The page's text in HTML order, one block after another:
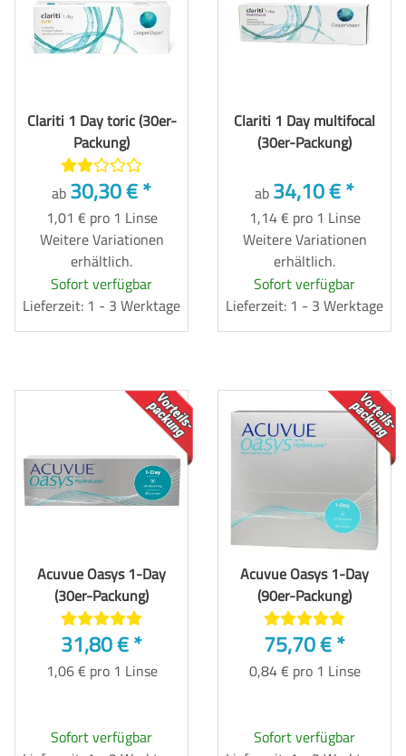
Clariti 1 Day toric (30er-
Packung)
ab 30,30 €*
1,01 € pro 1 Linse
Weitere Variationen
erhältlich.
Sofort verfügbar
Lieferzeit: 1 - 3 Werktage
Clariti 1 Day multifocal
(30er-Packung)
ab 34,10 €*
1,14 € pro 1 Linse
Weitere Variationen
erhältlich.
Sofort verfügbar
Lieferzeit: 1 - 3 Werktage
TOP
Acuvue Oasys 1-Day
(30er-Packung)
31,80 €*
1,06 € pro 1 Linse
Sofort verfügbar
TOP
Acuvue Oasys 1-Day
(90er-Packung)
75,70 €*
0,84 € pro 1 Linse
Sofort verfügbar